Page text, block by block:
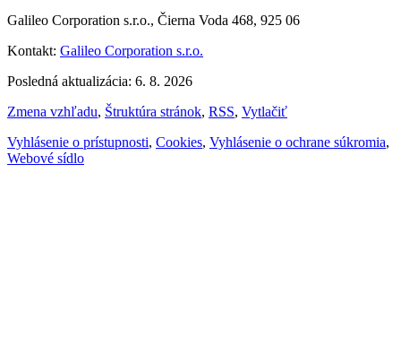
Galileo Corporation s.r.o., Čierna Voda 468, 925 06
Kontakt: Galileo Corporation s.r.o.
Posledná aktualizácia: 6. 8. 2026
Zmena vzhľadu, Štruktúra stránok, RSS, Vytlačiť
Vyhlásenie o prístupnosti, Cookies, Vyhlásenie o ochrane súkromia,
Webové sídlo